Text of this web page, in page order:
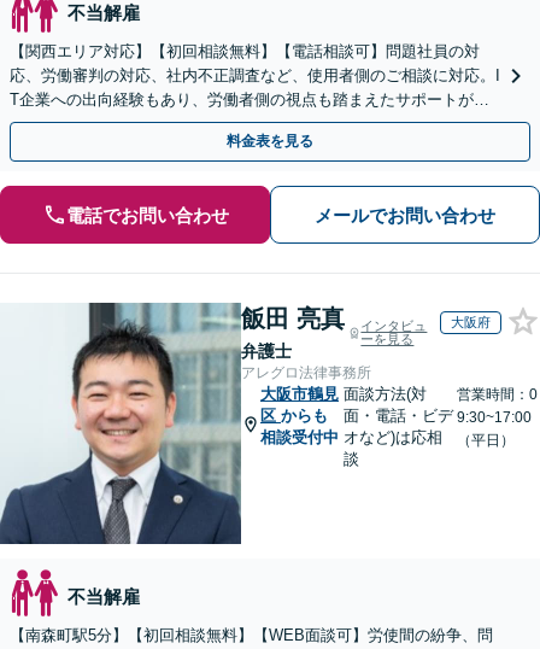
不当解雇
【関西エリア対応】【初回相談無料】【電話相談可】問題社員の対
応、労働審判の対応、社内不正調査など、使用者側のご相談に対応。I
T企業への出向経験もあり、労働者側の視点も踏まえたサポートが可
能です。お気軽にご相談ください。【夜間・土日相談可】
料金表を見る
電話でお問い合わせ メールでお問い合わせ
飯田 亮真
弁護士
インタビュ
ーを見る
大阪府
アレグロ法律事務所
大阪市鶴見
区 からも
相談受付中
面談方法(対
面・電話・ビデ
オなど)は応相
談
営業時間：0
9:30~17:00
（平日）
不当解雇
【南森町駅5分】【初回相談無料】【WEB面談可】労使間の紛争、問